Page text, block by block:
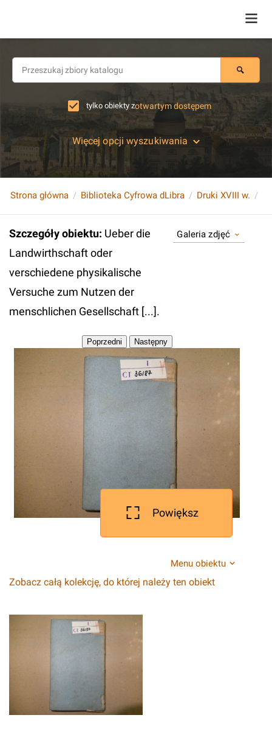
tylko obiekty zotwartym dostępem
Więcej opcji wyszukiwania
Strona główna Biblioteka Cyfrowa dLibra Druki XVIII w.
Szczegóły obiektu: Ueber die
Landwirthschaft oder
verschiedene physikalische
Versuche zum Nutzen der
menschlichen Gesellschaft [...].
Galeria zdjęć
Powiększ
Menu obiektu
Zobacz całą kolekcję, do której należy ten obiekt